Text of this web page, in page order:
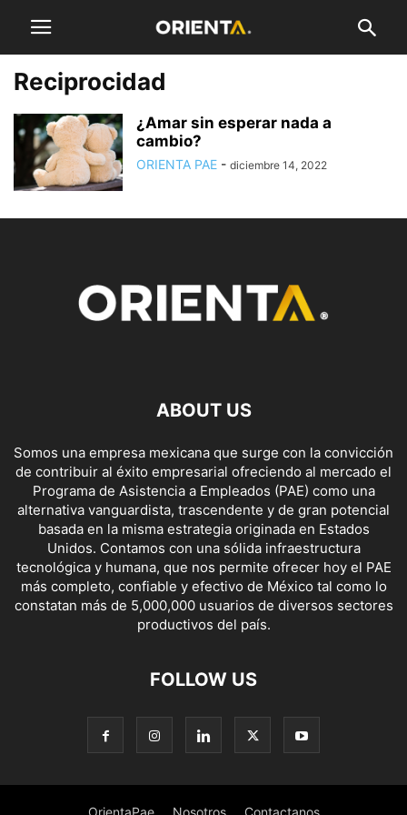
Reciprocidad
¿Amar sin esperar nada a
cambio?
ORIENTA PAE - diciembre 14, 2022
ABOUT US
Somos una empresa mexicana que surge con la convicción
de contribuir al éxito empresarial ofreciendo al mercado el
Programa de Asistencia a Empleados (PAE) como una
alternativa vanguardista, trascendente y de gran potencial
basada en la misma estrategia originada en Estados
Unidos. Contamos con una sólida infraestructura
tecnológica y humana, que nos permite ofrecer hoy el PAE
más completo, confiable y efectivo de México tal como lo
constatan más de 5,000,000 usuarios de diversos sectores
productivos del país.
FOLLOW US
OrientaPae Nosotros Contactanos